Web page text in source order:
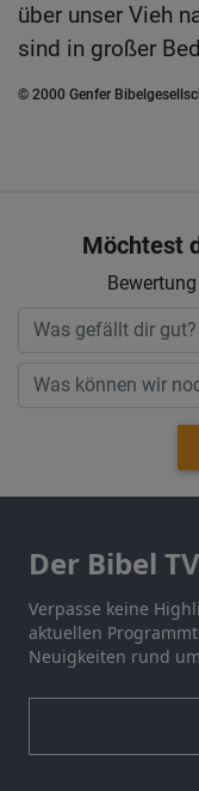
über unser Vieh
sind in großer
© 2000 Genfer
Möchtest
Der Bibel
Verpasse keine
aktuellen
Neuigkeiten rund